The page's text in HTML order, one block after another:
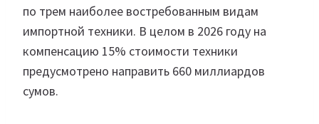
по трем наиболее востребованным видам
импортной техники. В целом в 2026 году на
компенсацию 15% стоимости техники
предусмотрено направить 660 миллиардов
сумов.